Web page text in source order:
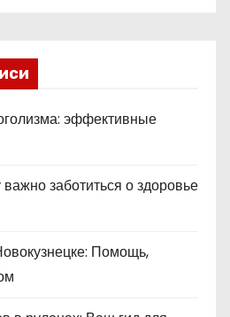
эффективные
заботиться о здоровье
Помощь,